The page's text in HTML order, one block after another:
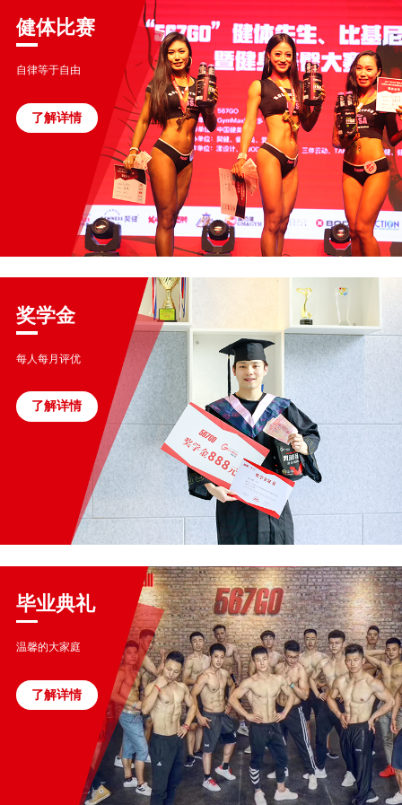
健体比赛
自律等于自由
了解详情
奖学金
每人每月评优
了解详情
毕业典礼
温馨的大家庭
了解详情